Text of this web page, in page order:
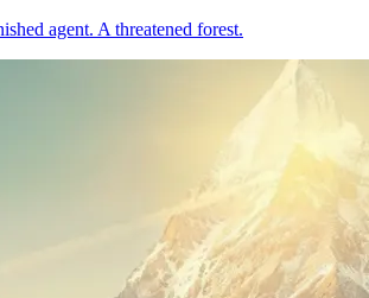
agent. A threatened forest.